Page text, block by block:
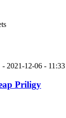
- 2021-12-06 - 11:33
Priligy